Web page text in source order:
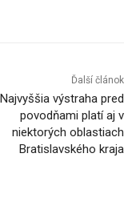
Ďalší článok
Najvyššia výstraha pred
povodňami platí aj v
niektorých oblastiach
Bratislavského kraja